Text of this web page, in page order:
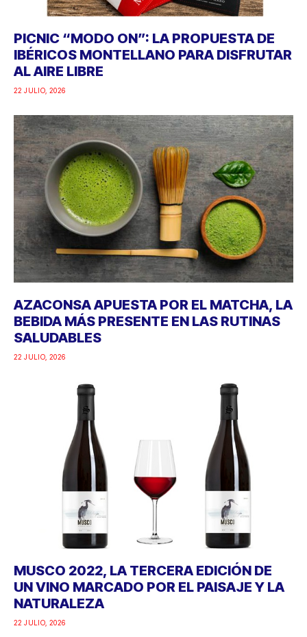
PICNIC “MODO ON”: LA PROPUESTA DE
IBÉRICOS MONTELLANO PARA DISFRUTAR
AL AIRE LIBRE
22 JULIO, 2026
AZACONSA APUESTA POR EL MATCHA, LA
BEBIDA MÁS PRESENTE EN LAS RUTINAS
SALUDABLES
22 JULIO, 2026
MUSCO 2022, LA TERCERA EDICIÓN DE
UN VINO MARCADO POR EL PAISAJE Y LA
NATURALEZA
22 JULIO, 2026